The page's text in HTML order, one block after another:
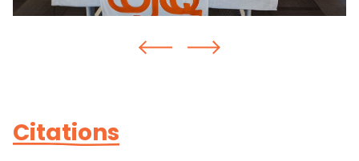
Citations